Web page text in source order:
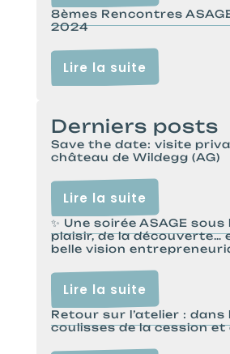
8èmes Rencontres
2024
Lire la suite
Derniers posts
Save the date: visite
château de Wildegg (AG)
Lire la suite
✨ Une soirée ASAGE sous
plaisir, de la découverte…
belle vision
Lire la suite
Retour sur l’atelier : dans
coulisses de la cession et